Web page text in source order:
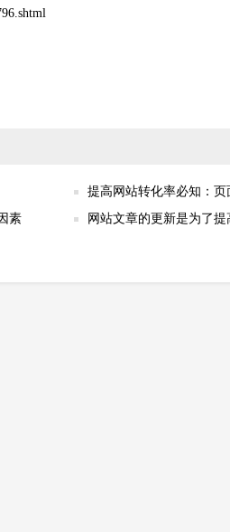
提高网站转化率必知：
素
网站文章的更新是为了